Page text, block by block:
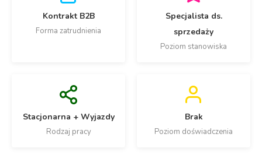
Kontrakt B2B
Forma zatrudnienia
Specjalista ds.
sprzedaży
Poziom stanowiska
Stacjonarna + Wyjazdy
Rodzaj pracy
Brak
Poziom doświadczenia